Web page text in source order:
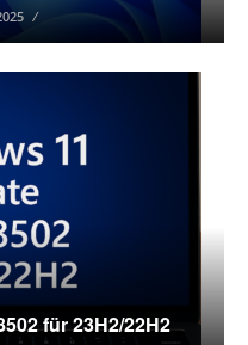
für 23H2/22H2